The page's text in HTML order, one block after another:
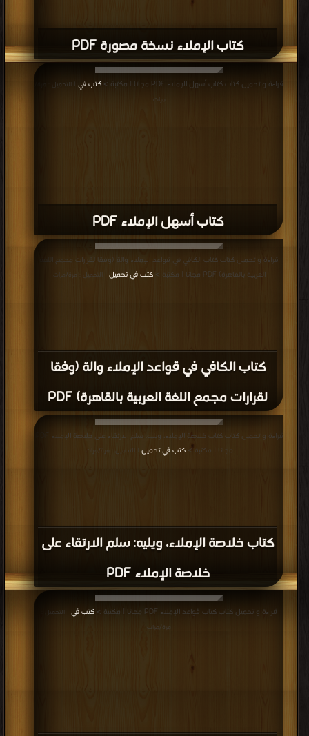
كتاب الإملاء نسخة مصورة PDF
كتاب أسهل الإملاء PDF
قراءة و تحميل كتاب كتاب أسهل الإملاء PDF مجانا | مكتبة > كتب في | التحميل : مرة/
مرات
كتاب الكافي في قواعد الإملاء والة (وفقا
لقرارات مجمع اللغة العربية بالقاهرة) PDF
قراءة و تحميل كتاب كتاب الكافي في قواعد الإملاء والة (وفقا لقرارات مجمع اللغة
العربية بالقاهرة) PDF مجانا | مكتبة >
كتب في تحميل | التحميل : مرة/مرات
كتاب خلاصة الإملاء، ويليه: سلم الارتقاء على
خلاصة الإملاء PDF
مجانا | مكتبة >كتب في تحميل | التحميل : مرة/مرات
قراءة و تحميل كتاب كتاب قواعد الإملاء PDF مجانا | مكتبة > كتب في | التحميل :
مرة/مرات